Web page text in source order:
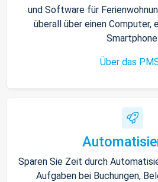
und Software für
überall über einen Computer,
Smartphone.
Über das
Sparen Sie Zeit durch
Aufgaben bei Buchungen,